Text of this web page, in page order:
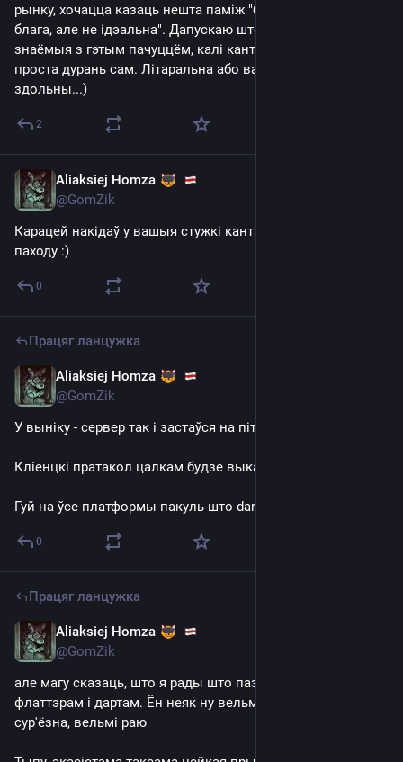
рынку, хочацца казаць нешта паміж "бяздарнасць" і "не
блага, але не ідэальна". Дапускаю што людзі проста не
знаёмыя з гэтым пачуццём, калі кантралюецца ўсё, або я
проста дурань сам. Літаральна або вар'ят або ну на нешта
здольны...)
2
Aliaksiej Homza
@GomZik
Карацей накідаў у вашыя стужкі кантэнту на тыдзень
паходу :)
0
Працяг ланцужка
Aliaksiej Homza
@GomZik
У выніку - сервер так і застаўся на пітоне
Кліенцкі пратакол цалкам будзе выкананы на голэнге
Гуй на ўсе платформы пакуль што dart\flutter
0
Працяг ланцужка
Aliaksiej Homza
@GomZik
але магу сказаць, што я рады што пазнаёміўся з
флаттэрам і дартам. Ён неяк ну вельмі клёва адчуваецца,
сур'ёзна, вельмі раю